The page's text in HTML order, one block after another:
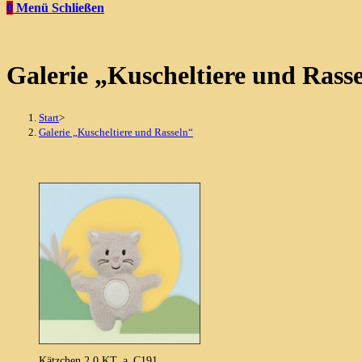
0 Menü Schließen
Galerie „Kuscheltiere und
Start>
Galerie „Kuscheltiere und Rasseln“